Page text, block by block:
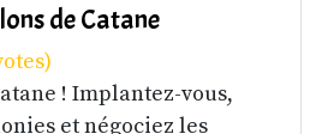
de Catane
! Implantez-vous,
et négociez les